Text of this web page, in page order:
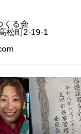
くる会
松町2-19-1